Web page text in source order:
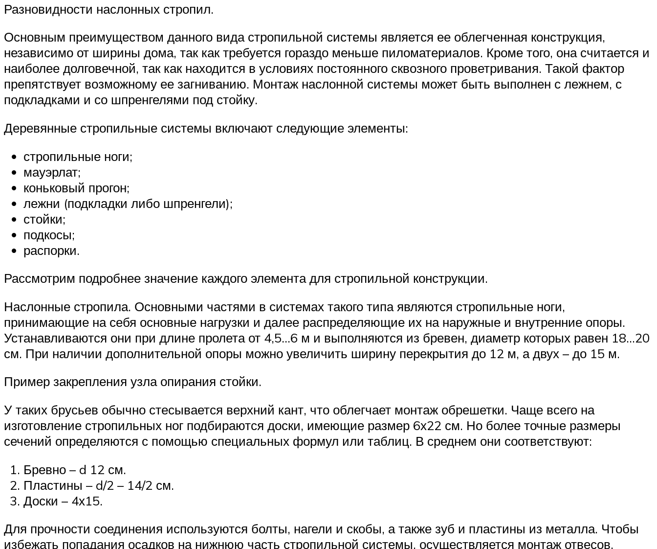
Разновидности наслонных стропил.
Основным преимуществом данного вида стропильной системы является ее облегченная конструкция,
независимо от ширины дома, так как требуется гораздо меньше пиломатериалов. Кроме того, она считается и
наиболее долговечной, так как находится в условиях постоянного сквозного проветривания. Такой фактор
препятствует возможному ее загниванию. Монтаж наслонной системы может быть выполнен с лежнем, с
подкладками и со шпренгелями под стойку.
Деревянные стропильные системы включают следующие элементы:
стропильные ноги;
мауэрлат;
коньковый прогон;
лежни (подкладки либо шпренгели);
стойки;
подкосы;
распорки.
Рассмотрим подробнее значение каждого элемента для стропильной конструкции.
Наслонные стропила. Основными частями в системах такого типа являются стропильные ноги,
принимающие на себя основные нагрузки и далее распределяющие их на наружные и внутренние опоры.
Устанавливаются они при длине пролета от 4,5…6 м и выполняются из бревен, диаметр которых равен 18…20
см. При наличии дополнительной опоры можно увеличить ширину перекрытия до 12 м, а двух – до 15 м.
Пример закрепления узла опирания стойки.
У таких брусьев обычно стесывается верхний кант, что облегчает монтаж обрешетки. Чаще всего на
изготовление стропильных ног подбираются доски, имеющие размер 6х22 см. Но более точные размеры
сечений определяются с помощью специальных формул или таблиц. В среднем они соответствуют:
Бревно – d 12 см.
Пластины – d/2 – 14/2 см.
Доски – 4х15.
Для прочности соединения используются болты, нагели и скобы, а также зуб и пластины из металла. Чтобы
избежать попадания осадков на нижнюю часть стропильной системы, осуществляется монтаж отвесов.